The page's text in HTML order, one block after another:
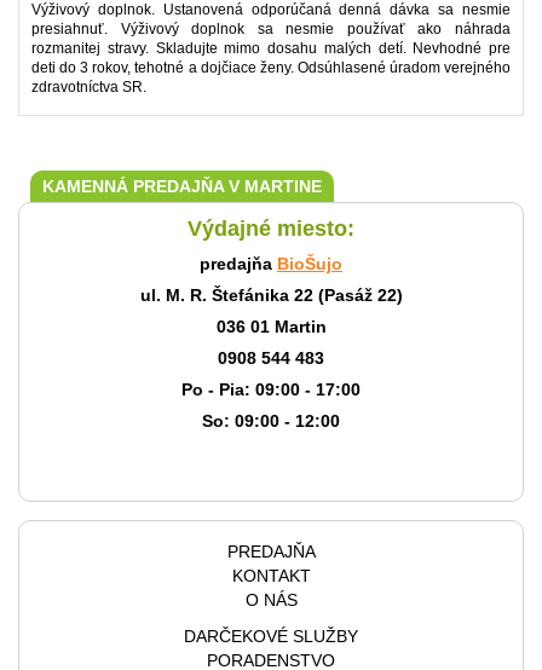
Výživový doplnok. Ustanovená odporúčaná denná dávka sa nesmie
presiahnuť. Výživový doplnok sa nesmie používať ako náhrada
rozmanitej stravy. Skladujte mimo dosahu malých detí. Nevhodné pre
deti do 3 rokov, tehotné a dojčiace ženy. Odsúhlasené úradom verejného
zdravotníctva SR.
KAMENNÁ PREDAJŇA V MARTINE
Výdajné miesto:
predajňa BioŠujo
ul. M. R. Štefánika 22 (Pasáž 22)
036 01 Martin
0908 544 483
Po - Pia: 09:00 - 17:00
So: 09:00 - 12:00
PREDAJŇA
KONTAKT
O NÁS
DARČEKOVÉ SLUŽBY
PORADENSTVO